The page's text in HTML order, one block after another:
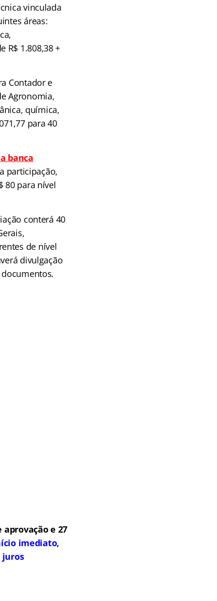
vinculada
áreas:
R$ 1.808,38 +
Contador e
Agronomia,
química,
para 40
banca
participação,
80 para nível
conterá 40
de nível
divulgação
e 27
imediato,
juros